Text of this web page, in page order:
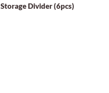
Divider (6pcs)